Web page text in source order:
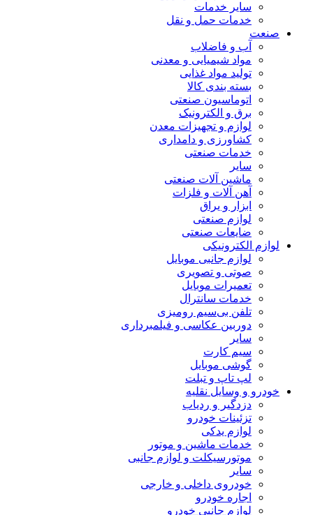
سایر خدمات
خدمات حمل و نقل
صنعت
آب و فاضلاب
مواد شیمیایی و معدنی
تولید مواد غذایی
بسته بندی کالا
اتوماسیون صنعتی
برق و الکترونیک
لوازم و تجهیزات معدن
کشاورزی و دامداری
خدمات صنعتی
سایر
ماشین آلات صنعتی
آهن آلات و فلزات
ابزار و یراق
لوازم صنعتی
ضایعات صنعتی
لوازم الکترونیکی
لوازم جانبی موبایل
صوتی و تصویری
تعمیرات موبایل
خدمات سانترال
تلفن بی‌سیم رومیزی
دوربین عکاسی و فیلمبرداری
سایر
سیم کارت
گوشی موبایل
لپ تاپ و تبلت
خودرو و وسایل نقلیه
دزدگیر و ردیاب
تزئینات خودرو
لوازم یدکی
خدمات ماشین و موتور
موتورسیکلت و لوازم جانبی
سایر
خودروی داخلی و خارجی
اجاره خودرو
لوازم جانبی خودرو